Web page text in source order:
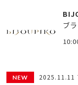
ブ
2025.11.11